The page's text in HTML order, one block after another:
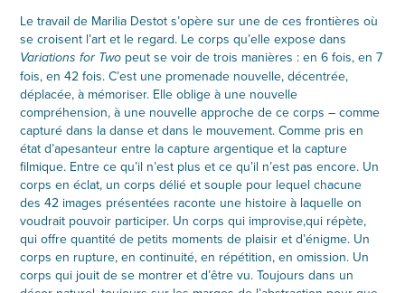
Le travail de Marilia Destot s’opère sur une de ces frontières où
se croisent l’art et le regard. Le corps qu’elle expose dans
Variations for Two peut se voir de trois manières : en 6 fois, en 7
fois, en 42 fois. C’est une promenade nouvelle, décentrée,
déplacée, à mémoriser. Elle oblige à une nouvelle
compréhension, à une nouvelle approche de ce corps – comme
capturé dans la danse et dans le mouvement. Comme pris en
état d’apesanteur entre la capture argentique et la capture
filmique. Entre ce qu’il n’est plus et ce qu’il n’est pas encore. Un
corps en éclat, un corps délié et souple pour lequel chacune
des 42 images présentées raconte une histoire à laquelle on
voudrait pouvoir participer. Un corps qui improvise,qui répète,
qui offre quantité de petits moments de plaisir et d’énigme. Un
corps en rupture, en continuité, en répétition, en omission. Un
corps qui jouit de se montrer et d’être vu. Toujours dans un